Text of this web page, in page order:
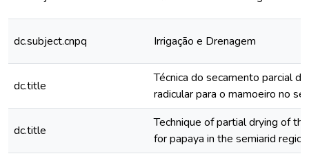
dc.subject.cnpq Irrigação e Drenagem
dc.title
Técnica do secamento parcial
radicular para o mamoeiro no
dc.title
Technique of partial drying of
for papaya in the semiarid region